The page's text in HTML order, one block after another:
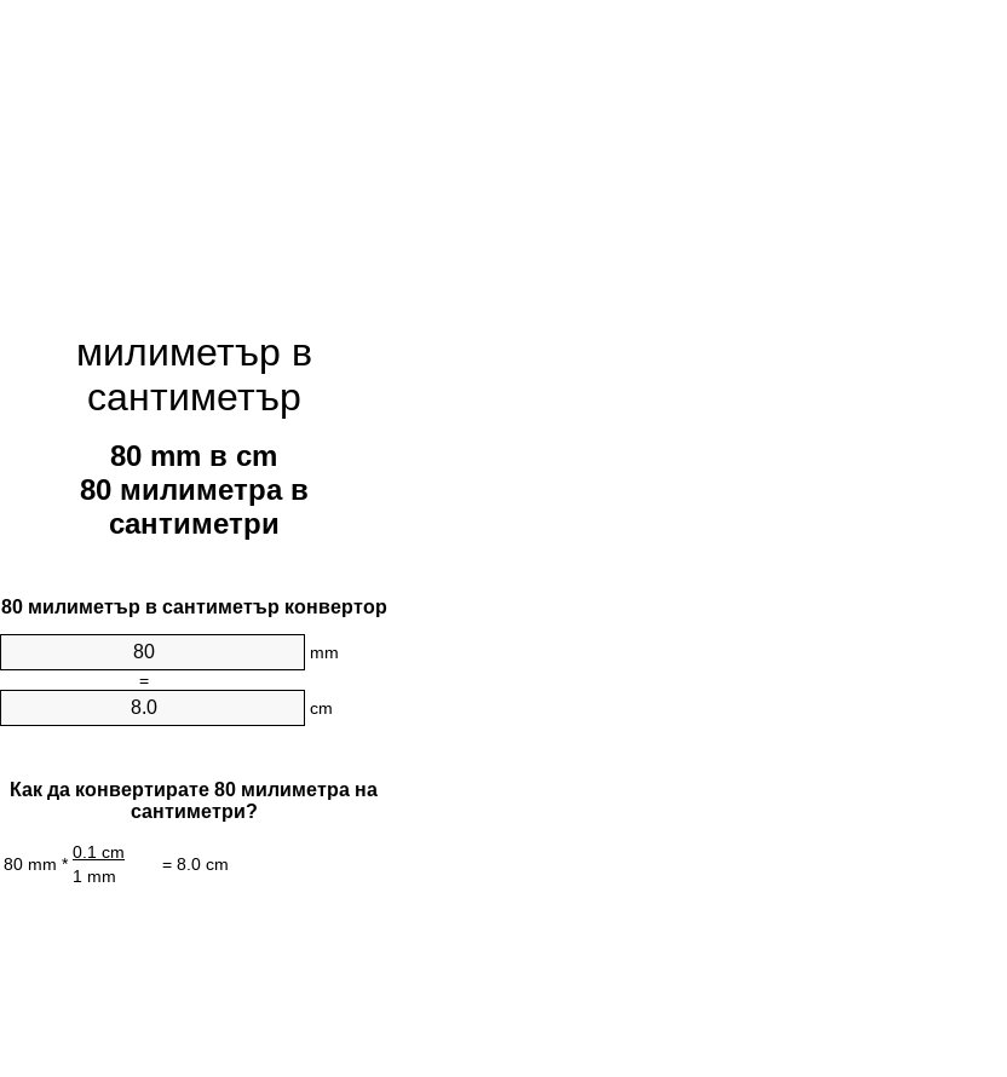
милиметър в
сантиметър
80 mm в cm
80 милиметра в
сантиметри
80 милиметър в сантиметър конвертор
mm
=
cm
Как да конвертирате 80 милиметра на
сантиметри?
80 mm *
0.1 cm
= 8.0 cm
1 mm